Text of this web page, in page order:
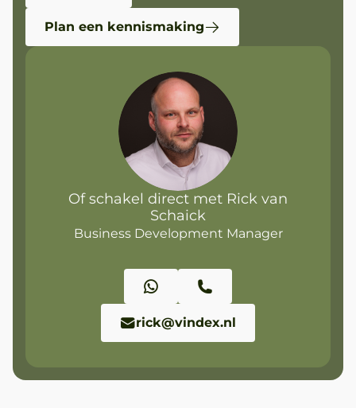
Plan een kennismaking
Of schakel direct met Rick van
Schaick
Business Development Manager
rick@vindex.nl